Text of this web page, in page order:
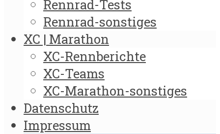
Rennrad-Tests
Rennrad-sonstiges
XC | Marathon
XC-Rennberichte
XC-Teams
XC-Marathon-sonstiges
Datenschutz
Impressum